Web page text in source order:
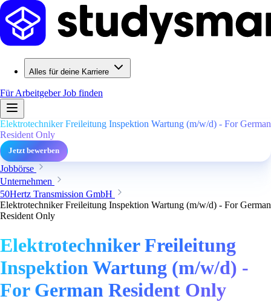
Alles für deine Karriere
Für ArbeitgeberJob finden
Elektrotechniker Freileitung Inspektion Wartung (m/w/d) - For German
Resident Only
Jetzt bewerben
Jobbörse
Unternehmen
50Hertz Transmission GmbH
Elektrotechniker Freileitung Inspektion Wartung (m/w/d) - For German
Resident Only
Elektrotechniker Freileitung
Inspektion Wartung (m/w/d) -
For German Resident Only